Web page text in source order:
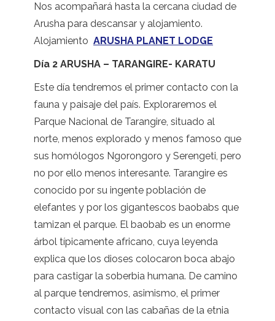
Nos acompañará hasta la cercana ciudad de
Arusha para descansar y alojamiento.
Alojamiento ARUSHA PLANET LODGE
Día 2 ARUSHA – TARANGIRE- KARATU
Este día tendremos el primer contacto con la
fauna y paisaje del país. Exploraremos el
Parque Nacional de Tarangire, situado al
norte, menos explorado y menos famoso que
sus homólogos Ngorongoro y Serengeti, pero
no por ello menos interesante. Tarangire es
conocido por su ingente población de
elefantes y por los gigantescos baobabs que
tamizan el parque. El baobab es un enorme
árbol típicamente africano, cuya leyenda
explica que los dioses colocaron boca abajo
para castigar la soberbia humana. De camino
al parque tendremos, asimismo, el primer
contacto visual con las cabañas de la etnia